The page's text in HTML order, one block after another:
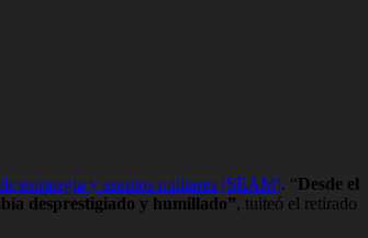
estrategia y asuntos militares (SEAM). “Desde el
desprestigiado y humillado”, tuiteó el retirado